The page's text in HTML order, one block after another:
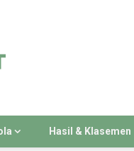
Hasil & Klasemen